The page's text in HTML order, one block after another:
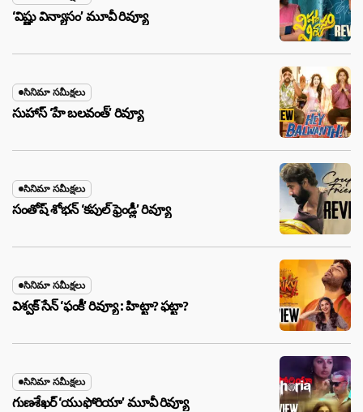
‘విష్ణు విన్యాసం’ మూవీ రివ్యూ
సినిమా సమీక్షలు
సుహాస్ ‘హే బలవంత్’ రివ్యూ
సినిమా సమీక్షలు
సంతోష్ శోభన్ ‘కపుల్ ఫ్రెండ్లీ’ రివ్యూ
సినిమా సమీక్షలు
విశ్వక్ సేన్ ‘ఫంకీ’ రివ్యూ : హిట్టా? ఫట్టా?
సినిమా సమీక్షలు
గుణశేఖర్ ‘యుఫోరియా’ మూవీ రివ్యూ